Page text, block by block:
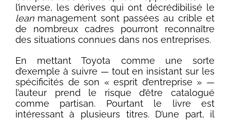
l’inverse, les dérives qui ont décrédibilisé le
leanmanagement sont passées au crible et
de nombreux cadres pourront reconnaître
des situations connues dans nos entreprises.
En mettant Toyota comme une sorte
d’exemple à suivre — tout en insistant sur les
spécificités de son « esprit d’entreprise » —
l’auteur prend le risque d’être catalogué
comme partisan. Pourtant le livre est
intéressant à plusieurs titres. D’une part, il